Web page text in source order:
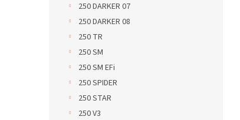
250 DARKER 07
250 DARKER 08
250 TR
250 SM
250 SM EFi
250 SPIDER
250 STAR
250 V3